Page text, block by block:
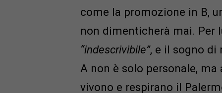
come la promozione in B,
non dimenticherà mai. Per
“indescrivibile”, e il sogno di
A non è solo personale,
vivono e respirano il